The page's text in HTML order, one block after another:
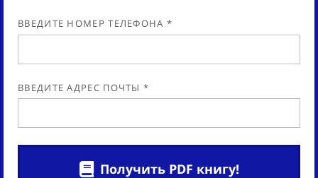
ВВЕДИТЕ НОМЕР ТЕЛЕФОНА *
ВВЕДИТЕ АДРЕС ПОЧТЫ *
Получить PDF книгу!